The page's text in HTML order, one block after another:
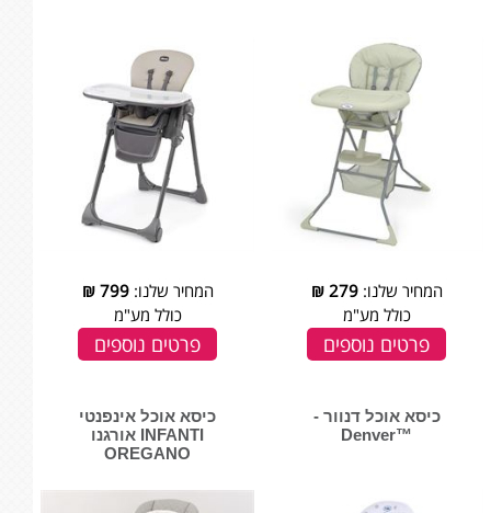
המחיר שלנו:279
₪
כולל מע"מ
פרטים נוספים
המחיר שלנו:799
₪
כולל מע"מ
פרטים נוספים
כיסא אוכל דנוור -
™Denver
כיסא אוכל אינפנטי
INFANTI אורגנו
OREGANO